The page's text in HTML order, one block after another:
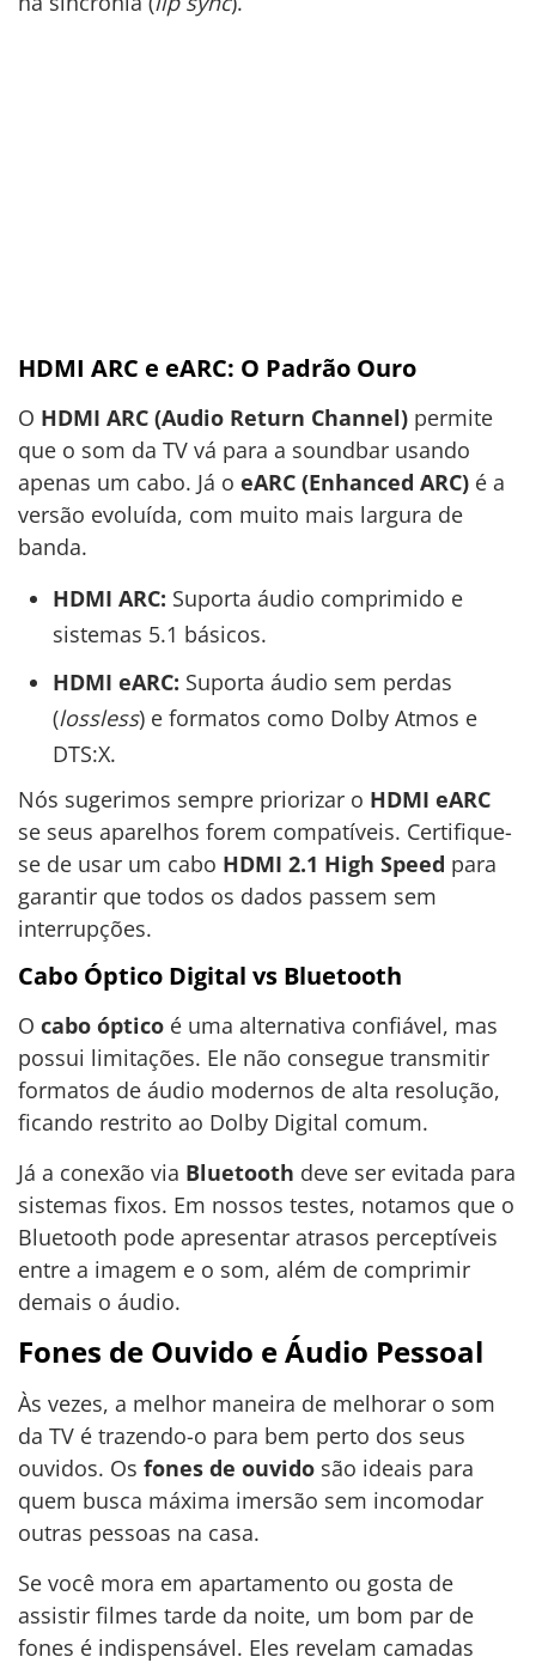
HDMI ARC e eARC: O Padrão Ouro
O HDMI ARC (Audio Return Channel) permite
que o som da TV vá para a soundbar usando
apenas um cabo. Já o eARC (Enhanced ARC) é a
versão evoluída, com muito mais largura de
banda.
HDMI ARC: Suporta áudio comprimido e
sistemas 5.1 básicos.
HDMI eARC: Suporta áudio sem perdas
(lossless) e formatos como Dolby Atmos e
DTS:X.
Nós sugerimos sempre priorizar o HDMI eARC
se seus aparelhos forem compatíveis. Certifique-
se de usar um cabo HDMI 2.1 High Speed para
garantir que todos os dados passem sem
interrupções.
Cabo Óptico Digital vs Bluetooth
O cabo óptico é uma alternativa confiável, mas
possui limitações. Ele não consegue transmitir
formatos de áudio modernos de alta resolução,
ficando restrito ao Dolby Digital comum.
Já a conexão via Bluetooth deve ser evitada para
sistemas fixos. Em nossos testes, notamos que o
Bluetooth pode apresentar atrasos perceptíveis
entre a imagem e o som, além de comprimir
demais o áudio.
Fones de Ouvido e Áudio Pessoal
Às vezes, a melhor maneira de melhorar o som
da TV é trazendo-o para bem perto dos seus
ouvidos. Os fones de ouvido são ideais para
quem busca máxima imersão sem incomodar
outras pessoas na casa.
Se você mora em apartamento ou gosta de
assistir filmes tarde da noite, um bom par de
fones é indispensável. Eles revelam camadas